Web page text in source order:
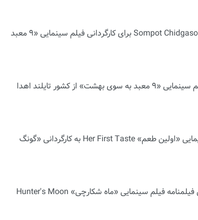
جایزه بهترین کارگردانی به «سومپوت چیدگاسورن‌پونگسه» Sompot Chidgasornpongse برای کارگردانی فیلم سینمایی «۹ معبد
جایزه بهترین بازیگر مرد به «سومپوپ سونگ‌کامپول» برای بازی در فیلم سینمایی «۹ معبد به سوی بهشت» از کشور تایلند اهدا
جایزه بهترین بازیگر زن به «ما فوفو» Ma Fufu برای بازی در فیلم سنیمایی «اولین طعم» Her First Taste به کارگردانی «گونگ
جایزه بهترین فیلمنامه به «ریدام جانوه» Ridham Janve برای نوشتن فیلمنامه فیلم سینمایی «ماه شکارچی» Hunter's Moon